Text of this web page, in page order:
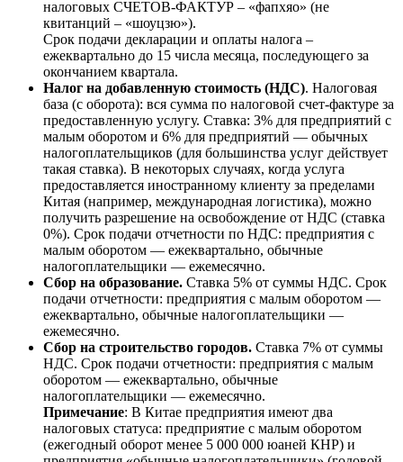
налоговых СЧЕТОВ-ФАКТУР – «фапхяо» (не
квитанций – «шоуцзю»).
Срок подачи декларации и оплаты налога –
ежеквартально до 15 числа месяца, последующего за
окончанием квартала.
Налог на добавленную стоимость (НДС). Налоговая
база (с оборота): вся сумма по налоговой счет-фактуре за
предоставленную услугу. Ставка: 3% для предприятий с
малым оборотом и 6% для предприятий — обычных
налогоплательщиков (для большинства услуг действует
такая ставка). В некоторых случаях, когда услуга
предоставляется иностранному клиенту за пределами
Китая (например, международная логистика), можно
получить разрешение на освобождение от НДС (ставка
0%). Срок подачи отчетности по НДС: предприятия с
малым оборотом — ежеквартально, обычные
налогоплательщики — ежемесячно.
Сбор на образование. Ставка 5% от суммы НДС. Срок
подачи отчетности: предприятия с малым оборотом —
ежеквартально, обычные налогоплательщики —
ежемесячно.
Сбор на строительство городов. Ставка 7% от суммы
НДС. Срок подачи отчетности: предприятия с малым
оборотом — ежеквартально, обычные
налогоплательщики — ежемесячно.
Примечание: В Китае предприятия имеют два
налоговых статуса: предприятие с малым оборотом
(ежегодный оборот менее 5 000 000 юаней КНР) и